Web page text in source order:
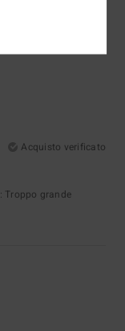
Acquisto verificato
: Troppo grande